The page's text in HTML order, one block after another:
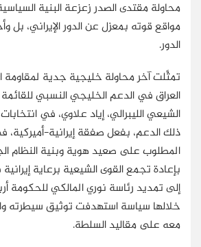
محاولة مقتدى الصدر زعزعة البنية
مواقع قوته بمعزل عن الدور الإيراني، بل
الدور.
تمثَّلت آخر محاولة خليجية جدية لمقاومة
العراق في الدعم الخليجي النسبي للقائمة
ذلك الدعم، بفعل صفقة إيرانية-أميركية،
المطلوب على صعيد هوية وبنية النظام
بإعادة تجمع القوى الشيعية برعاية
إلى تمديد رئاسة نوري المالكي للحكومة
خلالها سياسة استهدفت توثيق سيطرته
معه على مقاليد السلطة.